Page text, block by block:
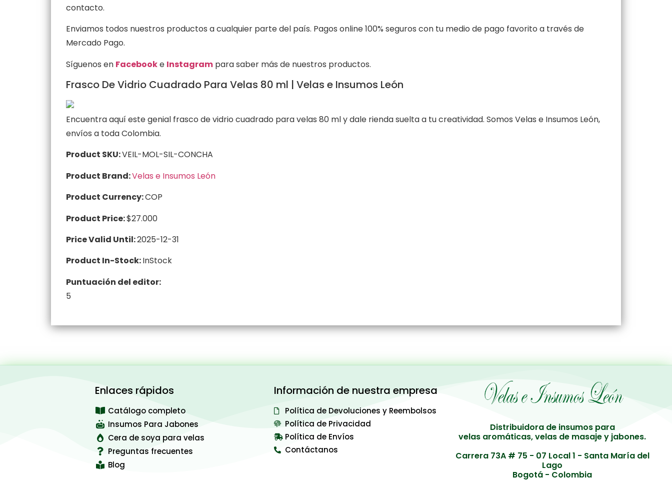
contacto.
Enviamos todos nuestros productos a cualquier parte del país. Pagos online 100% seguros con tu medio de pago favorito a través de
Mercado Pago.
Síguenos en Facebooke Instagram para saber más de nuestros productos.
Frasco De Vidrio Cuadrado Para Velas 80 ml | Velas e Insumos León
Encuentra aquí este genial frasco de vidrio cuadrado para velas 80 ml y dale rienda suelta a tu creatividad. Somos Velas e Insumos León,
envíos a toda Colombia.
Product SKU:VEIL-MOL-SIL-CONCHA
Product Brand:Velas e Insumos León
Product Currency:COP
Product Price:$27.000
Price Valid Until:2025-12-31
Product In-Stock:InStock
Puntuación del editor:
5
Enlaces rápidos
Catálogo completo
Insumos Para Jabones
Cera de soya para velas
Preguntas frecuentes
Blog
Información de nuestra empresa
Política de Devoluciones y Reembolsos
Política de Privacidad
Política de Envíos
Contáctanos
Distribuidora de insumos para
velas aromáticas, velas de masaje y jabones.
Carrera 73A # 75 - 07 Local 1 - Santa María del
Lago
Bogotá - Colombia